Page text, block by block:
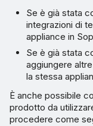
Se è già stata
integrazioni di
appliance in
Se è già stata
aggiungere
la stessa
È anche possibile
prodotto da
procedere come